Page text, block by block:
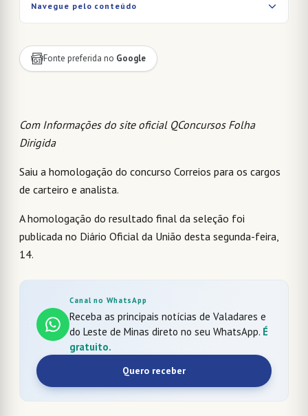
Navegue pelo conteúdo
Fonte preferida no Google
Com Informações do site oficial QConcursos Folha
Dirigida
Saiu a homologação do concurso Correios para os cargos
de carteiro e analista.
A homologação do resultado final da seleção foi
publicada no Diário Oficial da União desta segunda-feira,
14.
Canal no WhatsApp
Receba as principais notícias de Valadares e
do Leste de Minas direto no seu WhatsApp. É
gratuito.
Quero receber